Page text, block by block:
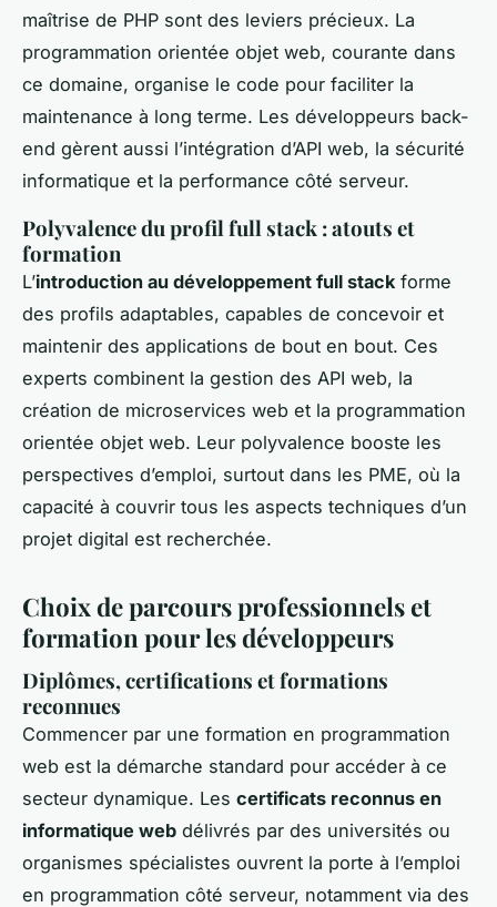
maîtrise de PHP sont des leviers précieux. La
programmation orientée objet web, courante dans
ce domaine, organise le code pour faciliter la
maintenance à long terme. Les développeurs back-
end gèrent aussi l’intégration d’API web, la sécurité
informatique et la performance côté serveur.
Polyvalence du profil full stack : atouts et
formation
L’introduction au développement full stack forme
des profils adaptables, capables de concevoir et
maintenir des applications de bout en bout. Ces
experts combinent la gestion des API web, la
création de microservices web et la programmation
orientée objet web. Leur polyvalence booste les
perspectives d’emploi, surtout dans les PME, où la
capacité à couvrir tous les aspects techniques d’un
projet digital est recherchée.
Choix de parcours professionnels et
formation pour les développeurs
Diplômes, certifications et formations
reconnues
Commencer par une formation en programmation
web est la démarche standard pour accéder à ce
secteur dynamique. Les certificats reconnus en
informatique web délivrés par des universités ou
organismes spécialistes ouvrent la porte à l’emploi
en programmation côté serveur, notamment via des